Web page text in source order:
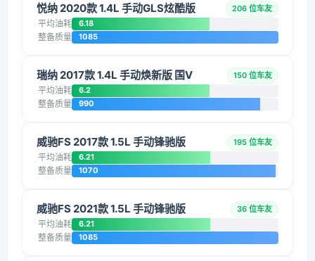
悦纳 2020款 1.4L 手动GLS炫酷版 206 位车友
平均油耗 6.18
整备质量 1085
瑞纳 2017款 1.4L 手动焕新版 国V 150 位车友
平均油耗 6.2
整备质量 990
威驰FS 2017款 1.5L 手动锋驰版 195 位车友
平均油耗 6.21
整备质量 1070
威驰FS 2021款 1.5L 手动锋驰版 36 位车友
平均油耗 6.21
整备质量 1085